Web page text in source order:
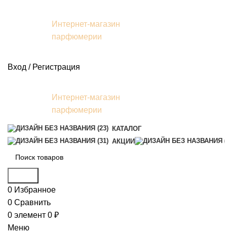
Интернет-магазин
парфюмерии
Вход / Регистрация
Интернет-магазин
парфюмерии
КАТАЛОГ
АКЦИИ
0 Избранное
0 Сравнить
0 элемент 0 ₽
Меню